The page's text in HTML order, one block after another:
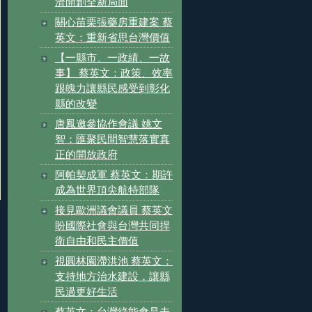
濟開創全新局面
關心苗栗張藥房重建案 蔡
英文：重新省思台灣價值
【一縣市、一政績、一故
事】 蔡英文：政策、效率
跟魄力讓縣民感受到彰化
縣的改變
唐鳳邀參協作會議 姚文
智：匯聚民間智慧落實真
正的開放政府
阿帕契成軍 蔡英文：期許
成為世界頂尖航特部隊
接見歐洲議會議員 蔡英文
盼國際社會與台灣共同捍
衛自由和民主價值
視圓林園滯洪池 蔡英文：
支持地方治水建設，讓縣
民過更好生活